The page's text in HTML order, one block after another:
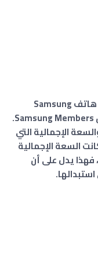
يمكنك الحصول على تقرير صحة بطارية هاتف Samsung
Galaxy في غضون ثوانٍ عن طريق تطبيق Samsung Members.
الإجمالية التي
السعة الإجمالية
فهذا يدل على أن